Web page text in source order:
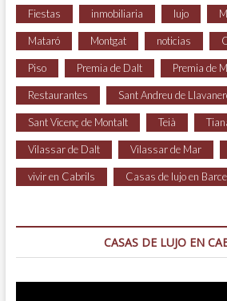
Fiestas inmobiliaria lujo
Mataró Montgat noticias
Piso Premia de Dalt Premia de
Restaurantes Sant Andreu de
Sant Vicenç de Montalt Teià
Vilassar de Dalt Vilassar de Mar
vivir en Cabrils Casas de lujo en
CASAS DE LUJO EN